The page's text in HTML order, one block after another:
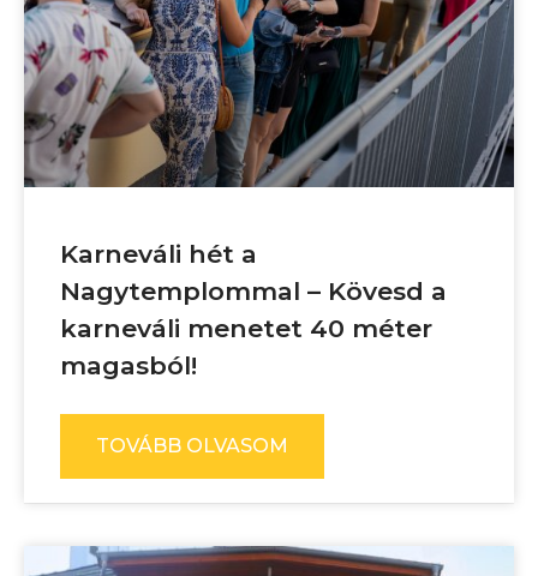
Karneváli hét a
Nagytemplommal – Kövesd a
karneváli menetet 40 méter
magasból!
TOVÁBB OLVASOM